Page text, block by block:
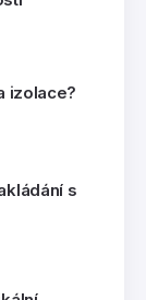
izolace?
s